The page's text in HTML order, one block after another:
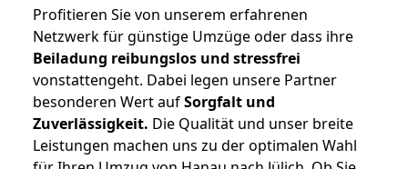
Profitieren Sie von unserem erfahrenen
Netzwerk für günstige Umzüge oder dass ihre
Beiladung reibungslos und stressfrei
vonstattengeht. Dabei legen unsere Partner
besonderen Wert aufSorgfalt und
Zuverlässigkeit. Die Qualität und unser breite
Leistungen machen uns zu der optimalen Wahl